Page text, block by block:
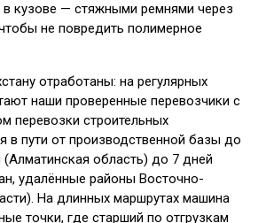
в кузове — стяжными ремнями через
не повредить полимерное
отработаны: на регулярных
наши проверенные перевозчики с
перевозки строительных
в пути от производственной базы до
область) до 7 дней
удалённые районы Восточно-
На длинных маршрутах машина
точки, где старший по отгрузкам